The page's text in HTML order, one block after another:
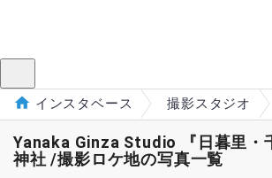
インスタベース 撮影スタジオ
Yanaka Ginza Studio 『日暮里・
神社 /撮影ロケ地の写真一覧